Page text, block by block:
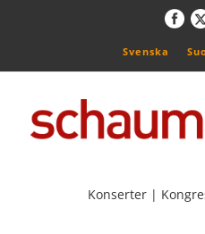
Svenska
Konserter |